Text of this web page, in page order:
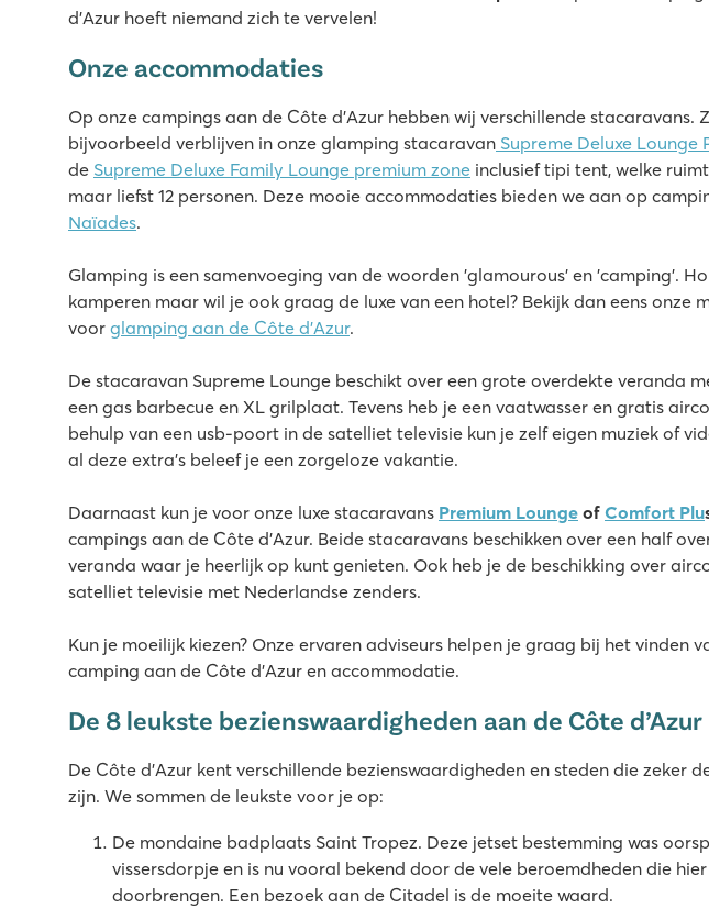
Saint Tropez per veerdienst te bereiken
La Pierre Verte
La Pierre Verte
Frankrijk - Zuid-Frankrijk - Côte d’Azur - Fréjus
2 zwembaden met een glijbaan en tropisch lagunebad
Onze stacaravans staan vlakbij de animatie
La Baume
La Baume
★
2 geweldige zwembadcomplexen met glijbanen
Charmante steden en dorpjes in de omgeving
d’Azur hoeft niemand zich te vervelen!
Onze accommodaties
Op onze campings aan de Côte d’Azur hebben wij verschillende stacaravans.
bijvoorbeeld verblijven in onze glamping stacaravan Supreme Deluxe Lounge
de Supreme Deluxe Family Lounge premium zone inclusief tipi tent, welke
maar liefst 12 personen. Deze mooie accommodaties bieden we aan op
Naïades.
Glamping is een samenvoeging van de woorden 'glamourous' en 'camping'.
kamperen maar wil je ook graag de luxe van een hotel? Bekijk dan eens onze
voor glamping aan de Côte d’Azur.
De stacaravan Supreme Lounge beschikt over een grote overdekte veranda
een gas barbecue en XL grilplaat. Tevens heb je een vaatwasser en gratis
behulp van een usb-poort in de satelliet televisie kun je zelf eigen muziek of
al deze extra’s beleef je een zorgeloze vakantie.
Daarnaast kun je voor onze luxe stacaravans Premium Lounge of Comfort Plu
campings aan de Côte d’Azur. Beide stacaravans beschikken over een half
veranda waar je heerlijk op kunt genieten. Ook heb je de beschikking over
satelliet televisie met Nederlandse zenders.
Kun je moeilijk kiezen? Onze ervaren adviseurs helpen je graag bij het vinden
camping aan de Côte d’Azur en accommodatie.
De 8 leukste bezienswaardigheden aan de Côte d’Azur
De Côte d’Azur kent verschillende bezienswaardigheden en steden die zeker
zijn. We sommen de leukste voor je op:
De mondaine badplaats Saint Tropez. Deze jetset bestemming was
vissersdorpje en is nu vooral bekend door de vele beroemdheden die
doorbrengen. Een bezoek aan de Citadel is de moeite waard.